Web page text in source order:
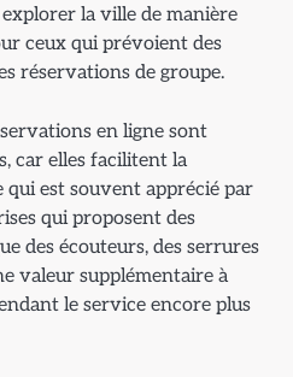
la ville de manière
ceux qui prévoient des
réservations de groupe.
en ligne sont
car elles facilitent la
qui est souvent apprécié par
qui proposent des
des écouteurs, des serrures
valeur supplémentaire à
le service encore plus